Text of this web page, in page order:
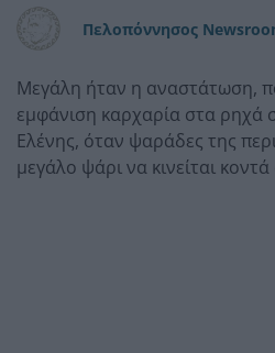
Πελοπόννησος
Μεγάλη ήταν η αναστάτωση,
εμφάνιση καρχαρία στα ρηχά
Ελένης, όταν ψαράδες της
μεγάλο ψάρι να κινείται